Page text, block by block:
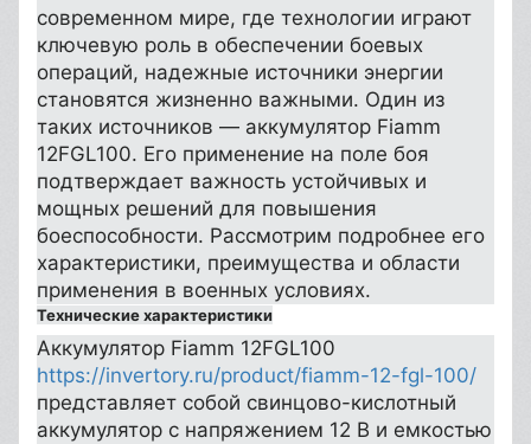
современном мире, где технологии играют
ключевую роль в обеспечении боевых
операций, надежные источники энергии
становятся жизненно важными. Один из
таких источников — аккумулятор Fiamm
12FGL100. Его применение на поле боя
подтверждает важность устойчивых и
мощных решений для повышения
боеспособности. Рассмотрим подробнее его
характеристики, преимущества и области
применения в военных условиях.
Технические характеристики
Аккумулятор Fiamm 12FGL100
https://invertory.ru/product/fiamm-12-fgl-100/
представляет собой свинцово-кислотный
аккумулятор с напряжением 12 В и емкостью